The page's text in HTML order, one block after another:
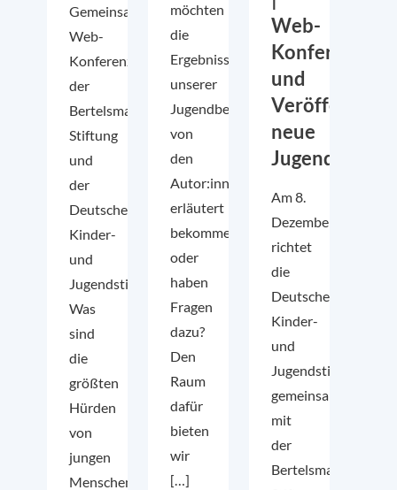
Gemeinsame
Web-
Konferenz
der
Bertelsmann
Stiftung
und
der
Deutschen
Kinder-
und
Jugendstiftung
Was
sind
die
größten
Hürden
von
jungen
Menschen,
möchten
die
Ergebnisse
unserer
Jugendbefragung
von
den
Autor:innen
erläutert
bekommen
oder
haben
Fragen
dazu?
Den
Raum
dafür
bieten
wir
[…]
Web-
Konferenz
und
neue
Am 8.
Dezember
richtet
die
Deutsche
Kinder-
und
Jugendstiftung
gemeinsam
mit
der
Bertelsmann